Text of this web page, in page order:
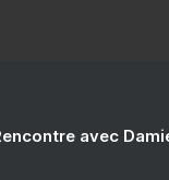
avec